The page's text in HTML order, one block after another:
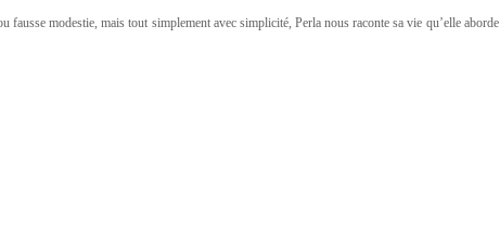
fausse modestie, mais tout simplement avec simplicité, Perla nous raconte sa vie qu’elle aborde